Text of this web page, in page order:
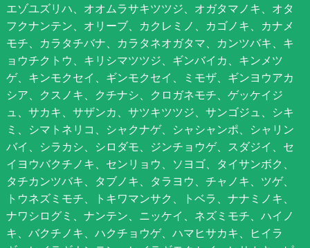
エゾユズリハ、オオムラサキツツジ、オガタマノキ、オタ
フクナンテン、オリーブ、カクレミノ、カゴノキ、カナメ
モチ、カラタチバナ、カラタネオガタマ、カンツバキ、キ
ョウチクトウ、キリシマツツジ、ギンバイカ、キンメツ
ゲ、キンモクセイ、ギンモクセイ、ミモザ、ギンヨウアカ
シア、クスノキ、クチナシ、クロガネモチ、ゲッケイジ
ュ、サカキ、サザンカ、サツキツツジ、サンゴジュ、シキ
ミ、シマトネリコ、シャクナゲ、シャシャンポ、シャリン
バイ、シラカシ、シロダモ、ジンチョウゲ、スダジイ、セ
イヨウバクチノキ、センリョウ、ソヨゴ、タイサンボク、
タチカンツバキ、タブノキ、タラヨウ、チャノキ、ツゲ、
トウネズミモチ、トキワマンサク、トベラ、ナナミノキ、
ナワシログミ、ナンテン、ニッケイ、ネズミモチ、ハイノ
キ、バクチノキ、ハクチョウゲ、ハマヒサカキ、ヒイラ